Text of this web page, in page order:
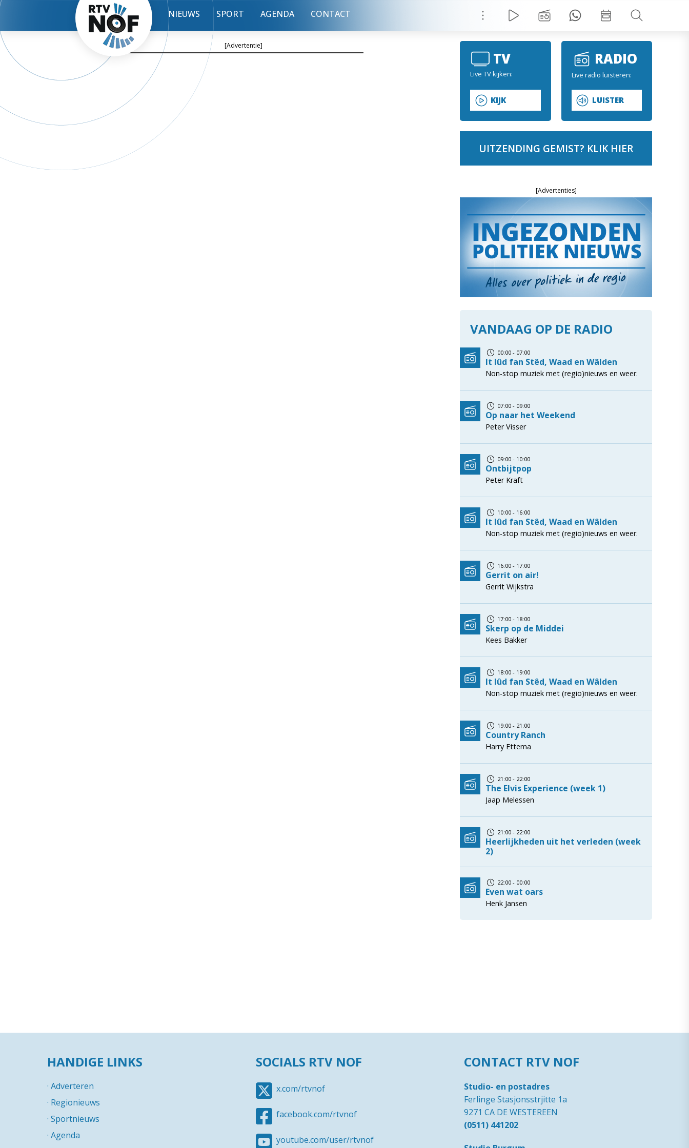
NIEUWS SPORT AGENDA CONTACT
[Advertentie]
TV
Live TV kijken:
KIJK
RADIO
Live radio luisteren:
LUISTER
UITZENDING GEMIST? KLIK HIER
[Advertenties]
VANDAAG OP DE RADIO
00:00 - 07:00
It lûd fan Stêd, Waad en Wâlden
Non-stop muziek met (regio)nieuws en weer.
07:00 - 09:00
Op naar het Weekend
Peter Visser
09:00 - 10:00
Ontbijtpop
Peter Kraft
10:00 - 16:00
It lûd fan Stêd, Waad en Wâlden
Non-stop muziek met (regio)nieuws en weer.
16:00 - 17:00
Gerrit on air!
Gerrit Wijkstra
17:00 - 18:00
Skerp op de Middei
Kees Bakker
18:00 - 19:00
It lûd fan Stêd, Waad en Wâlden
Non-stop muziek met (regio)nieuws en weer.
19:00 - 21:00
Country Ranch
Harry Ettema
21:00 - 22:00
The Elvis Experience (week 1)
Jaap Melessen
21:00 - 22:00
Heerlijkheden uit het verleden (week
2)
22:00 - 00:00
Even wat oars
Henk Jansen
HANDIGE LINKS
· Adverteren
· Regionieuws
· Sportnieuws
· Agenda
SOCIALS RTV NOF
x.com/rtvnof
facebook.com/rtvnof
youtube.com/user/rtvnof
CONTACT RTV NOF
Studio- en postadres
Ferlinge Stasjonsstrjitte 1a
9271 CA DE WESTEREEN
(0511) 441202